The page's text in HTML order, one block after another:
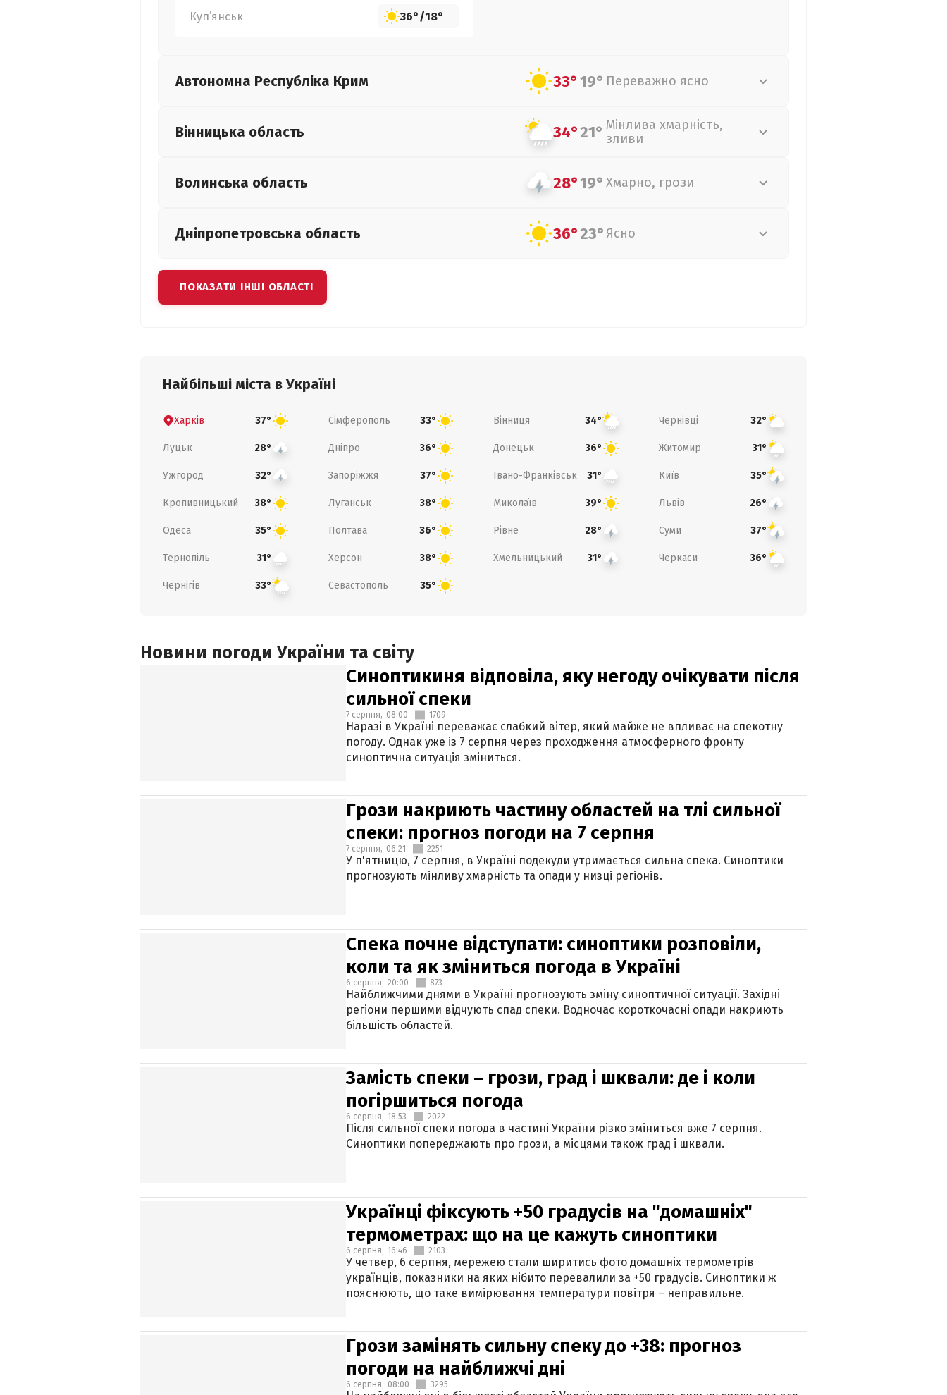
Куп’янськ 36°/18°
Автономна Республіка Крим 33°19° Переважно ясно
Вінницька область 34°21° Мінлива хмарність,
зливи
Волинська область 28°19° Хмарно, грози
Дніпропетровська область 36°23° Ясно
ПОКАЗАТИ ІНШІ ОБЛАСТІ
Найбільші міста в Україні
Харків 37° Сімферополь 33° Вінниця 34° Чернівці 32°
Луцьк 28° Дніпро 36° Донецьк 36° Житомир 31°
Ужгород 32° Запоріжжя 37° Івано-Франківськ 31° Київ 35°
Кропивницький 38° Луганськ 38° Миколаїв 39° Львів 26°
Одеса 35° Полтава 36° Рівне 28° Суми 37°
Тернопіль 31° Херсон 38° Хмельницький 31° Черкаси 36°
Чернігів 33° Севастополь 35°
Новини погоди України та світу
Синоптикиня відповіла, яку негоду очікувати після
сильної спеки
7 серпня, 08:00 1709
Наразі в Україні переважає слабкий вітер, який майже не впливає на спекотну
погоду. Однак уже із 7 серпня через проходження атмосферного фронту
синоптична ситуація зміниться.
Грози накриють частину областей на тлі сильної
спеки: прогноз погоди на 7 серпня
7 серпня, 06:21 2251
У п'ятницю, 7 серпня, в Україні подекуди утримається сильна спека. Синоптики
прогнозують мінливу хмарність та опади у низці регіонів.
Спека почне відступати: синоптики розповіли,
коли та як зміниться погода в Україні
6 серпня, 20:00 873
Найближчими днями в Україні прогнозують зміну синоптичної ситуації. Західні
регіони першими відчують спад спеки. Водночас короткочасні опади накриють
більшість областей.
Замість спеки – грози, град і шквали: де і коли
погіршиться погода
6 серпня, 18:53 2022
Після сильної спеки погода в частині України різко зміниться вже 7 серпня.
Синоптики попереджають про грози, а місцями також град і шквали.
Українці фіксують +50 градусів на "домашніх"
термометрах: що на це кажуть синоптики
6 серпня, 16:46 2103
У четвер, 6 серпня, мережею стали ширитись фото домашніх термометрів
українців, показники на яких нібито перевалили за +50 градусів. Синоптики ж
пояснюють, що таке вимірювання температури повітря – неправильне.
Грози замінять сильну спеку до +38: прогноз
погоди на найближчі дні
6 серпня, 08:00 3295